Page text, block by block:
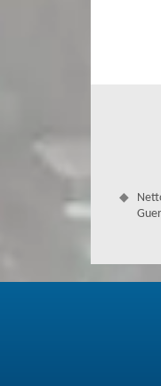
Les
à être